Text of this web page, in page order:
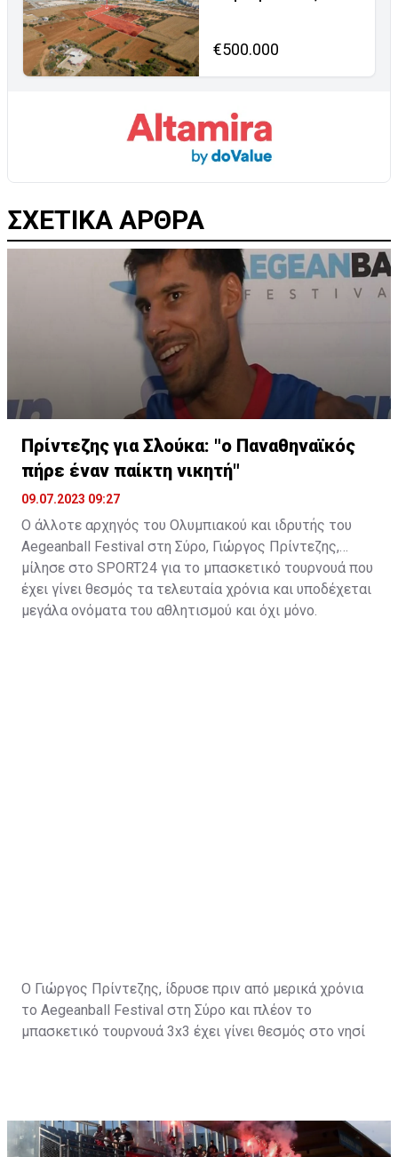
€500.000
ΣΧΕΤΙΚΑ ΑΡΘΡΑ
Πρίντεζης για Σλούκα: "ο Παναθηναϊκός
πήρε έναν παίκτη νικητή"
09.07.2023 09:27
Ο άλλοτε αρχηγός του Ολυμπιακού και ιδρυτής του
Aegeanball Festival στη Σύρο, Γιώργος Πρίντεζης,
μίλησε στο SPORT24 για το μπασκετικό τουρνουά που
έχει γίνει θεσμός τα τελευταία χρόνια και υποδέχεται
μεγάλα ονόματα του αθλητισμού και όχι μόνο.
Ο Γιώργος Πρίντεζης, ίδρυσε πριν από μερικά χρόνια
το Aegeanball Festival στη Σύρο και πλέον το
μπασκετικό τουρνουά 3x3 έχει γίνει θεσμός στο νησί
μίλησε για το θέμα της ημέρας, την μετακίνηση του
Κώστα Σλούκα από τους "ερυθρόλευκους" στους